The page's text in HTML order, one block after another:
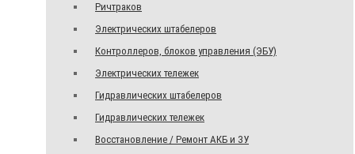
Ричтраков
Электрических штабелеров
Контроллеров, блоков управления (ЭБУ)
Электрических тележек
Гидравлических штабелеров
Гидравлических тележек
Восстановление / Ремонт АКБ и ЗУ